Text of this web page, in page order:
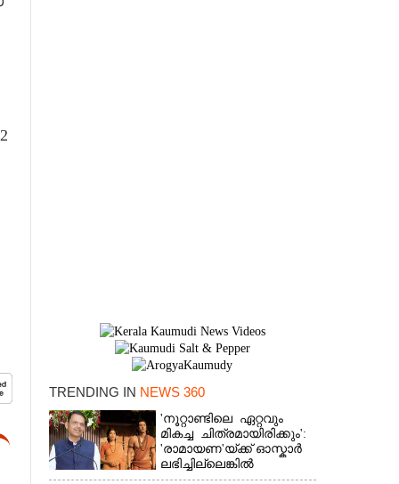
TRENDING IN NEWS 360
'നൂറ്റാണ്ടിലെ ഏറ്റവും
മികച്ച ചിത്രമായിരിക്കും':
'രാമായണ'യ്ക്ക് ഓസ്കാ‌ർ
ലഭിച്ചില്ലെങ്കിൽ
നിരാശനാകുമെന്ന്